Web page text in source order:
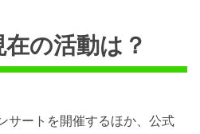
の活動は？
サートを開催するほか、公式